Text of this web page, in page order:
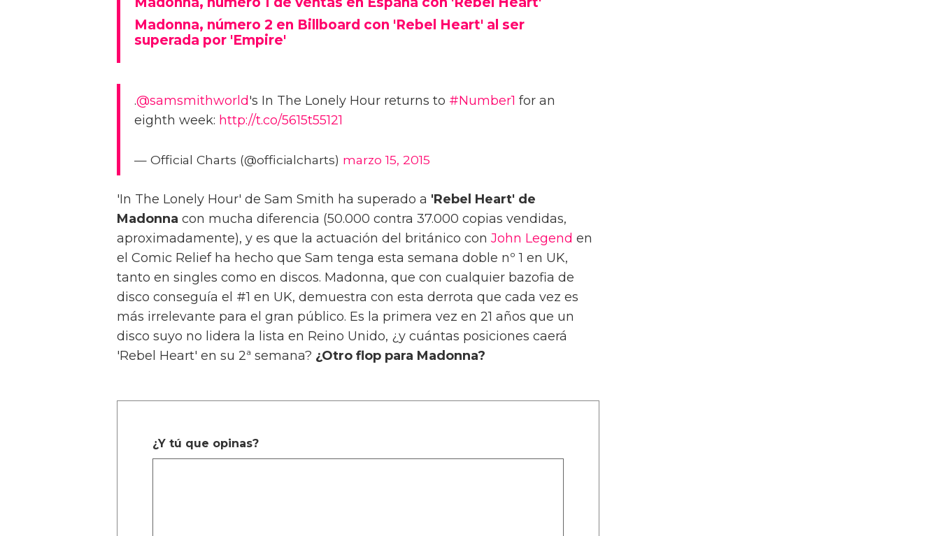
Madonna, número 2 en Billboard con 'Rebel Heart' al ser
superada por 'Empire'
.@samsmithworld's In The Lonely Hour returns to #Number1 for an
eighth week: http://t.co/5615t55121
— Official Charts (@officialcharts) marzo 15, 2015
'In The Lonely Hour' de Sam Smith ha superado a 'Rebel Heart' de
Madonna con mucha diferencia (50.000 contra 37.000 copias vendidas,
aproximadamente), y es que la actuación del británico con John Legend en
el Comic Relief ha hecho que Sam tenga esta semana doble nº 1 en UK,
tanto en singles como en discos. Madonna, que con cualquier bazofia de
disco conseguía el #1 en UK, demuestra con esta derrota que cada vez es
más irrelevante para el gran público. Es la primera vez en 21 años que un
disco suyo no lidera la lista en Reino Unido, ¿y cuántas posiciones caerá
'Rebel Heart' en su 2ª semana? ¿Otro flop para Madonna?
¿Y tú que opinas?